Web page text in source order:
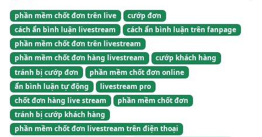
phần mềm chốt đơn trên live
cướp đơn
cách ẩn bình luận livestream
cách ẩn bình luận trên fanpage
phần mềm chốt đơn trên livestream
phần mềm chốt đơn hàng livestream
cướp khách hàng
tránh bị cướp đơn
phần mềm chốt đơn online
ẩn bình luận tự động
livestream pro
chốt đơn hàng live stream
phần mềm chốt đơn
tránh bị cướp khách hàng
phần mềm chốt đơn livestream trên điện thoại